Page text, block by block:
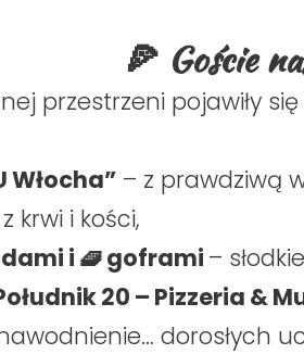
🍕 Goście
przestrzeni pojawiły
Włocha” – z prawdziwą
krwi i kości,
i 🧇 goframi –
20 – Pizzeria &
dorosłych